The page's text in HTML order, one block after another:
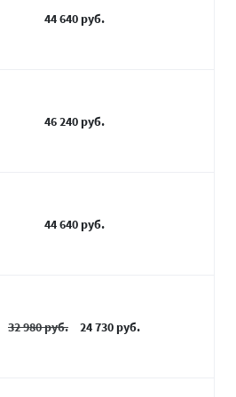
44 640 руб.
46 240 руб.
44 640 руб.
32 980 руб. 24 730 руб.